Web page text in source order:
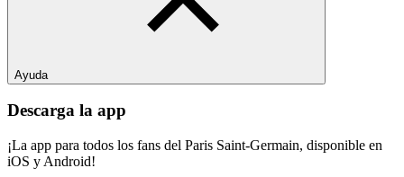
Ayuda
Descarga la app
¡La app para todos los fans del Paris Saint-Germain, disponible en
iOS y Android!